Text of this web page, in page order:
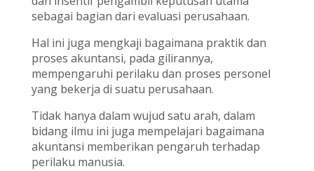
sebagai bagian dari evaluasi perusahaan.
Hal ini juga mengkaji bagaimana praktik dan
proses akuntansi, pada gilirannya,
mempengaruhi perilaku dan proses personel
yang bekerja di suatu perusahaan.
Tidak hanya dalam wujud satu arah, dalam
bidang ilmu ini juga mempelajari bagaimana
akuntansi memberikan pengaruh terhadap
perilaku manusia.